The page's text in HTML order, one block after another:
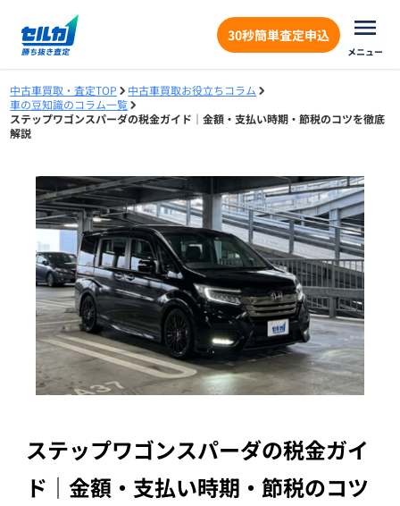
30秒簡単査定申込
メニュー
中古車買取・査定TOP
中古車買取お役立ちコラム
車の豆知識のコラム一覧
ステップワゴンスパーダの税金ガイド｜金額・支払い時期・節税のコツを徹底
解説
ステップワゴンスパーダの税金ガイ
ド｜金額・支払い時期・節税のコツ